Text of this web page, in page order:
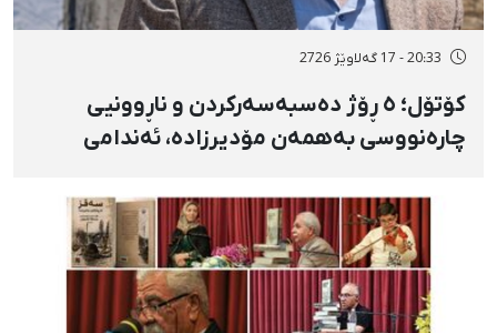
20:33 - 17 گەلاوێژ 2726
کۆتۆل؛ ٥ ڕۆژ دەسبەسەرکردن و ناڕوونیی
چارەنووسی بەهمەن مۆدیرزادە، ئەندامی
لە دژی لەسێدارەدان